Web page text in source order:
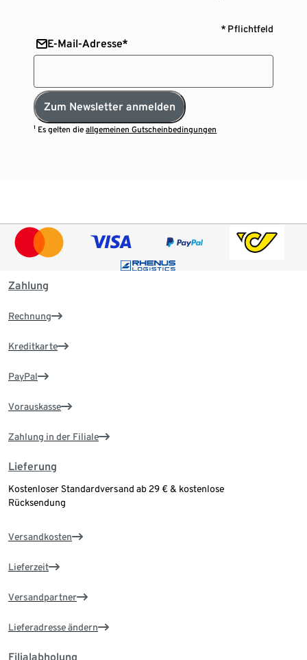
* Pflichtfeld
E-Mail-Adresse*
Zum Newsletter anmelden
¹ Es gelten dieallgemeinen Gutscheinbedingungen
Zahlung
Rechnung
Kreditkarte
PayPal
Vorauskasse
Zahlung in der Filiale
Lieferung
Kostenloser Standardversand ab 29 € & kostenlose
Rücksendung
Versandkosten
Lieferzeit
Versandpartner
Lieferadresse ändern
Filialabholung